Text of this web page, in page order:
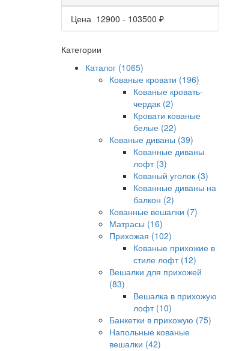
Цена 12900 - 103500 ₽
Категории
Каталог (1065)
Кованые кровати (196)
Кованые кровать-
чердак (2)
Кровати кованые
белые (22)
Кованые диваны (39)
Кованные диваны
лофт (3)
Кованый уголок (3)
Кованные диваны на
балкон (2)
Кованные вешалки (7)
Матрасы (16)
Прихожая (102)
Кованые прихожие в
стиле лофт (12)
Вешалки для прихожей
(83)
Вешалка в прихожую
лофт (10)
Банкетки в прихожую (75)
Напольные кованые
вешалки (42)